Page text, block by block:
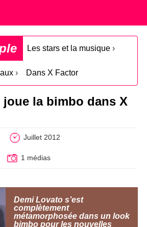
Les stars et la musique ›
› Dans X Factor
joue la bimbo dans X
Juillet 2012
1 médias
Demi Lovato s’est
complètement
métamorphosée dans un look
bimbo pour les nouvelles